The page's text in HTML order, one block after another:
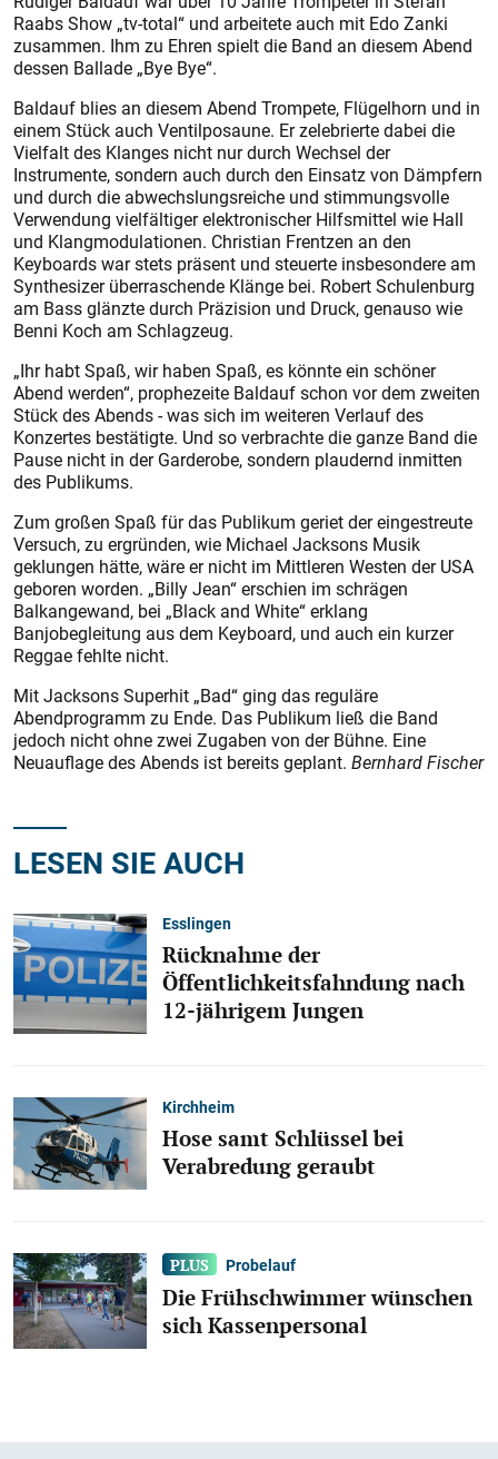
Raabs Show „tv-total“ und arbeitete auch mit Edo Zanki
zusammen. Ihm zu Ehren spielt die Band an diesem Abend
dessen Ballade „Bye Bye“.
Baldauf blies an diesem Abend Trompete, Flügelhorn und in
einem Stück auch Ventilposaune. Er zelebrierte dabei die
Vielfalt des Klanges nicht nur durch Wechsel der
Instrumente, sondern auch durch den Einsatz von Dämpfern
und durch die abwechslungsreiche und stimmungsvolle
Verwendung vielfältiger elektronischer Hilfsmittel wie Hall
und Klangmodulationen. Christian ­Frentzen an den
Keyboards war stets präsent und steuerte insbesondere am
Synthesizer überraschende Klänge bei. Robert Schulenburg
am Bass glänzte durch Präzision und Druck, genauso wie
Benni Koch am Schlagzeug.
„Ihr habt Spaß, wir haben Spaß, es könnte ein schöner
Abend werden“, prophezeite Baldauf schon vor dem zweiten
Stück des Abends - was sich im weiteren Verlauf des
Konzertes bestätigte. Und so verbrachte die ganze Band die
Pause nicht in der Garderobe, sondern plaudernd inmitten
des Publikums.
Zum großen Spaß für das Publikum geriet der eingestreute
Versuch, zu ergründen, wie Michael Jacksons Musik
geklungen hätte, wäre er nicht im Mittleren Westen der USA
geboren worden. „Billy Jean“ erschien im schrägen
Balkangewand, bei „Black and White“ erklang
Banjobegleitung aus dem Keyboard, und auch ein kurzer
Reggae fehlte nicht.
Mit Jacksons Superhit „Bad“ ging das reguläre
Abendprogramm zu Ende. Das Publikum ließ die Band
jedoch nicht ohne zwei Zugaben von der Bühne. Eine
Neuauflage des Abends ist bereits geplant. Bernhard Fischer
LESEN SIE AUCH
Esslingen
Rücknahme der
Öffentlichkeitsfahndung nach
12-jährigem Jungen
Kirchheim
Hose samt Schlüssel bei
Verabredung geraubt
Probelauf
Die Frühschwimmer wünschen
sich Kassenpersonal